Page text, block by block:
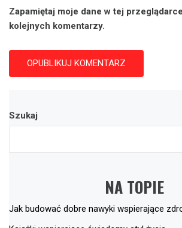
Zapamiętaj moje dane w tej
kolejnych komentarzy.
Szukaj
NA TOPIE
Jak budować dobre nawyki wspierające